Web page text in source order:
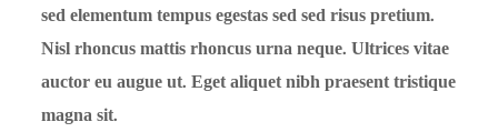
sed elementum tempus egestas sed sed risus pretium.
Nisl rhoncus mattis rhoncus urna neque. Ultrices vitae
auctor eu augue ut. Eget aliquet nibh praesent tristique
magna sit.